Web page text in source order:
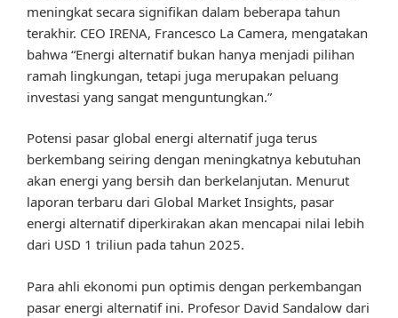
meningkat secara signifikan dalam beberapa tahun
terakhir. CEO IRENA, Francesco La Camera, mengatakan
bahwa “Energi alternatif bukan hanya menjadi pilihan
ramah lingkungan, tetapi juga merupakan peluang
investasi yang sangat menguntungkan.”
Potensi pasar global energi alternatif juga terus
berkembang seiring dengan meningkatnya kebutuhan
akan energi yang bersih dan berkelanjutan. Menurut
laporan terbaru dari Global Market Insights, pasar
energi alternatif diperkirakan akan mencapai nilai lebih
dari USD 1 triliun pada tahun 2025.
Para ahli ekonomi pun optimis dengan perkembangan
pasar energi alternatif ini. Profesor David Sandalow dari